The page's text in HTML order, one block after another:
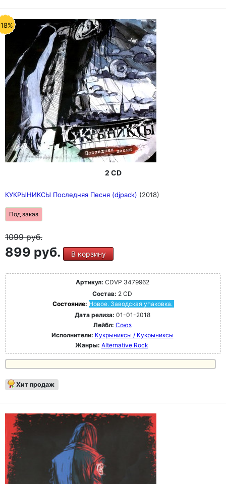
2 CD
КУКРЫНИКСЫ Последняя Песня (djpack) (2018)
Под заказ
1099руб.
899 руб. В корзину
Артикул: CDVP 3479962
Состав: 2 CD
Состояние: Новое. Заводская упаковка.
Дата релиза: 01-01-2018
Лейбл: Союз
Исполнители: Кукрыниксы / Кукрыниксы
Жанры: Alternative Rock
Хит продаж